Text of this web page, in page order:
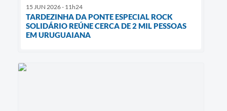
15 JUN 2026 - 11h24
TARDEZINHA DA PONTE ESPECIAL ROCK
SOLIDÁRIO REÚNE CERCA DE 2 MIL PESSOAS
EM URUGUAIANA